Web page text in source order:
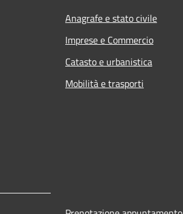
Anagrafe e stato civile
Imprese e Commercio
Catasto e urbanistica
Mobilità e trasporti